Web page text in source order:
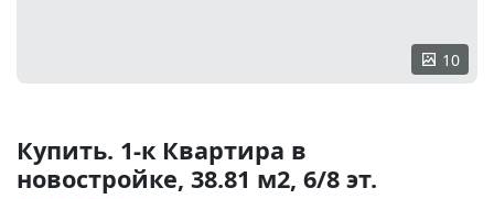
10
Купить. 1-к Квартира в
новостройке, 38.81 м2, 6/8 эт.